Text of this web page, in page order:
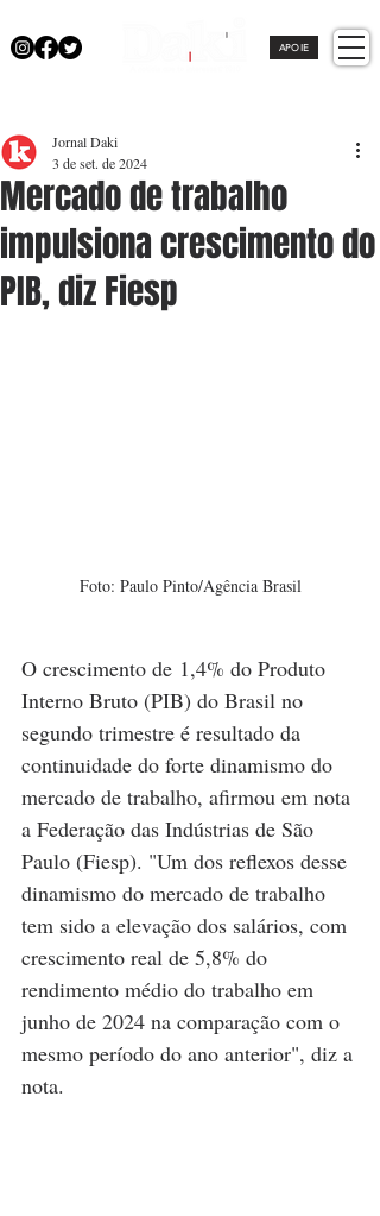
APOIE
Mercado de trabalho
impulsiona crescimento do
PIB, diz Fiesp
Jornal Daki
3 de set. de 2024
Foto: Paulo Pinto/Agência Brasil
O crescimento de 1,4% do Produto
Interno Bruto (PIB) do Brasil no
segundo trimestre é resultado da
continuidade do forte dinamismo do
mercado de trabalho, afirmou em nota
a Federação das Indústrias de São
Paulo (Fiesp). "Um dos reflexos desse
dinamismo do mercado de trabalho
tem sido a elevação dos salários, com
crescimento real de 5,8% do
rendimento médio do trabalho em
junho de 2024 na comparação com o
mesmo período do ano anterior", diz a
nota.